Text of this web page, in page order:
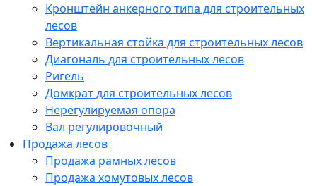
Кронштейн анкерного типа для строительных
лесов
Вертикальная стойка для строительных лесов
Диагональ для строительных лесов
Ригель
Домкрат для строительных лесов
Нерегулируемая опора
Вал регулировочный
Продажа лесов
Продажа рамных лесов
Продажа хомутовых лесов